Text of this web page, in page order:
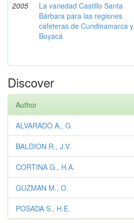
2005
La variedad Castillo Santa
Bárbara para las regiones
cafeteras de Cundinamarca y
Boyacá
Discover
Author
ALVARADO A., G.
BALDION R., J.V.
CORTINA G., H.A.
GUZMAN M., O.
POSADA S., H.E.